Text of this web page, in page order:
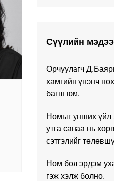
Сүүлийн
Орчуулагч
хамгийн үнэнч
багш юм.
Номыг унших үйл
утга санаа нь
сэтгэлийг
Ном бол эрдэм
гэж хэлж болно.